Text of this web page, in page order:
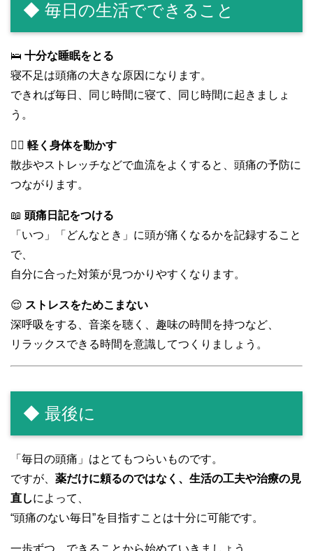
◆ 毎日の生活でできること
🛌 十分な睡眠をとる
寝不足は頭痛の大きな原因になります。
できれば毎日、同じ時間に寝て、同じ時間に起きましょ
う。
🚶‍♀️ 軽く身体を動かす
散歩やストレッチなどで血流をよくすると、頭痛の予防に
つながります。
📖 頭痛日記をつける
「いつ」「どんなとき」に頭が痛くなるかを記録すること
で、
自分に合った対策が見つかりやすくなります。
😌 ストレスをためこまない
深呼吸をする、音楽を聴く、趣味の時間を持つなど、
リラックスできる時間を意識してつくりましょう。
◆ 最後に
「毎日の頭痛」はとてもつらいものです。
ですが、 薬だけに頼るのではなく、生活の工夫や治療の見
直しによって、
“頭痛のない毎日”を目指すことは十分に可能です。